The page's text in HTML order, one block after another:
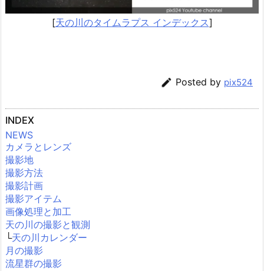
[天の川のタイムラプス インデックス]
 Posted by pix524
INDEX
NEWS
カメラとレンズ
撮影地
撮影方法
撮影計画
撮影アイテム
画像処理と加工
天の川の撮影と観測
└天の川カレンダー
月の撮影
流星群の撮影